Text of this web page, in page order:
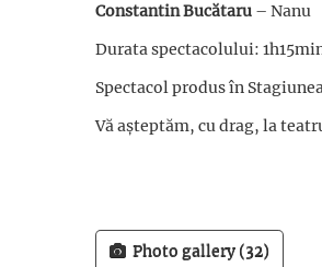
Constantin Bucătaru – Nanu
Durata spectacolului:
Spectacol produs în
Vă așteptăm, cu drag, la
Photo gallery (32)